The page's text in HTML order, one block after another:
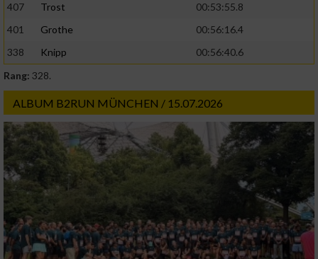
407
Trost
00:53:55.8
401
Grothe
00:56:16.4
338
Knipp
00:56:40.6
Rang: 328.
ALBUM B2RUN MÜNCHEN / 15.07.2026